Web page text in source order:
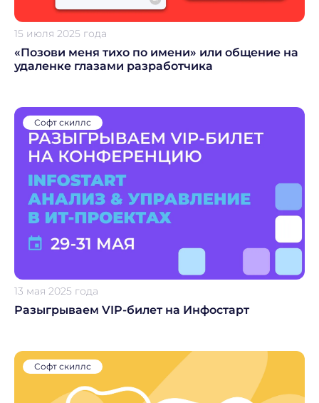
15 июля 2025 года
«Позови меня тихо по имени» или общение на
удаленке глазами разработчика
Софт скиллс
13 мая 2025 года
Разыгрываем VIP-билет на Инфостарт
Софт скиллс